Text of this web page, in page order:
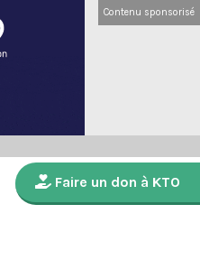
Contenu sponsorisé
Faire un don à KTO